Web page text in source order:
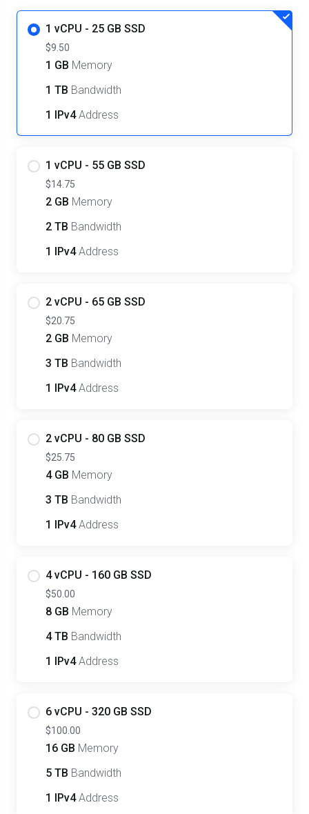
1 vCPU - 25 GB SSD
$9.50
1 GB Memory
1 TB Bandwidth
1 IPv4Address
1 vCPU - 55 GB SSD
$14.75
2 GB Memory
2 TB Bandwidth
1 IPv4Address
2 vCPU - 65 GB SSD
$20.75
2 GB Memory
3 TB Bandwidth
1 IPv4Address
2 vCPU - 80 GB SSD
$25.75
4 GB Memory
3 TB Bandwidth
1 IPv4Address
4 vCPU - 160 GB SSD
$50.00
8 GB Memory
4 TB Bandwidth
1 IPv4Address
6 vCPU - 320 GB SSD
$100.00
16 GB Memory
5 TB Bandwidth
1 IPv4Address